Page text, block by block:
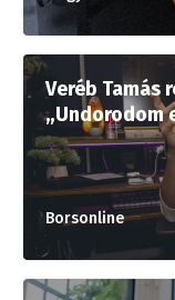
Veréb Tamás
„Undorodom
Borsonline